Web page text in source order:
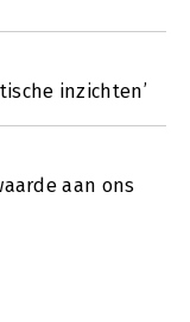
inzichten’
aan ons